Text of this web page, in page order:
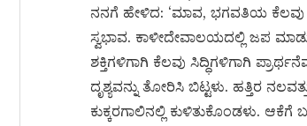
ನನಗೆ ಹೇಳಿದ: ‘ಮಾವ, ಭಗವತಿಯ ಕೆಲವು
ಸ್ವಭಾವ. ಕಾಳೀದೇವಾಲಯದಲ್ಲಿ ಜಪ
ಶಕ್ತಿಗಳಿಗಾಗಿ ಕೆಲವು ಸಿದ್ಧಿಗಳಿಗಾಗಿ
ದೃಶ್ಯವನ್ನು ತೋರಿಸಿ ಬಿಟ್ಟಳು. ಹತ್ತಿರ
ಕುಕ್ಕರಗಾಲಿನಲ್ಲಿ ಕುಳಿತುಕೊಂಡಳು.